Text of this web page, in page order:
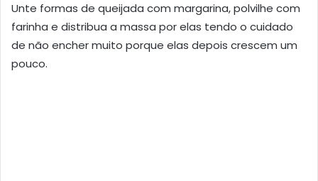
Unte formas de queijada com margarina, polvilhe com
farinha e distribua a massa por elas tendo o cuidado
de não encher muito porque elas depois crescem um
pouco.